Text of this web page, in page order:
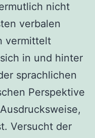
nicht
verbalen
vermittelt
in und hinter
sprachlichen
Perspektive
Versucht der